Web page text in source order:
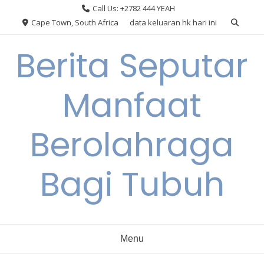
Call Us: +2782 444 YEAH
Cape Town, South Africa
data keluaran hk hari ini
Berita Seputar
Manfaat
Berolahraga
Bagi Tubuh
Menu